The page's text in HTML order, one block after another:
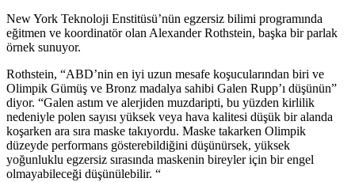
New York Teknoloji Enstitüsü’nün egzersiz bilimi programında
eğitmen ve koordinatör olan Alexander Rothstein, başka bir parlak
örnek sunuyor.
Rothstein, “ABD’nin en iyi uzun mesafe koşucularından biri ve
Olimpik Gümüş ve Bronz madalya sahibi Galen Rupp’ı düşünün”
diyor. “Galen astım ve alerjiden muzdaripti, bu yüzden kirlilik
nedeniyle polen sayısı yüksek veya hava kalitesi düşük bir alanda
koşarken ara sıra maske takıyordu. Maske takarken Olimpik
düzeyde performans gösterebildiğini düşünürsek, yüksek
yoğunluklu egzersiz sırasında maskenin bireyler için bir engel
olmayabileceği düşünülebilir. “